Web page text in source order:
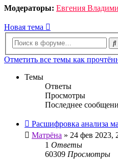
Модераторы: Евгения
Новая тема
Отметить все темы как
Темы
Ответы
Просмотры
Последнее
Расшифровка анализа
Матрёна » 24 фев 2023,
1 Ответы
60309 Просмотры